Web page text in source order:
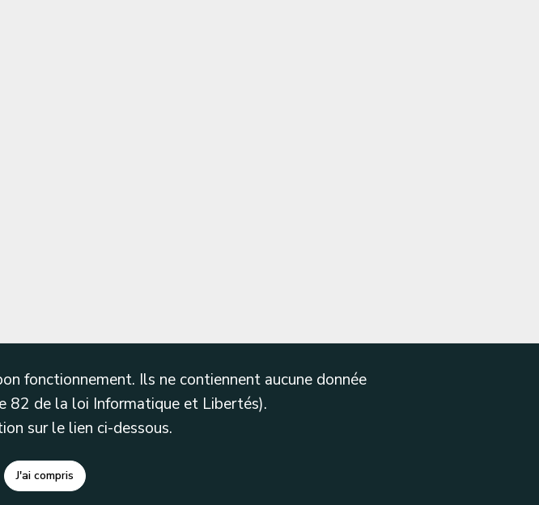
fonctionnement. Ils ne contiennent aucune donnée
82 de la loi Informatique et Libertés).
sur le lien ci-dessous.
J'ai compris